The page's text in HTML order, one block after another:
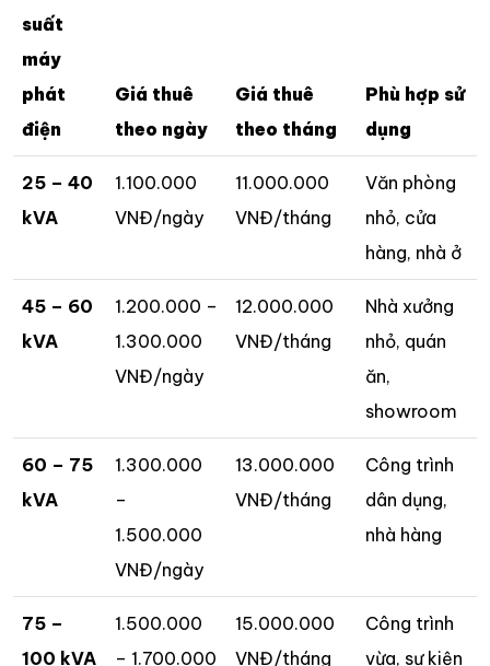
suất
máy
phát
điện
Giá thuê
theo ngày
Giá thuê
theo tháng
Phù hợp sử
dụng
25 – 40
kVA
1.100.000
VNĐ/ngày
11.000.000
VNĐ/tháng
Văn phòng
nhỏ, cửa
hàng, nhà ở
45 – 60
kVA
1.200.000 –
1.300.000
VNĐ/ngày
12.000.000
VNĐ/tháng
Nhà xưởng
nhỏ, quán
ăn,
showroom
60 – 75
kVA
1.300.000
–
1.500.000
VNĐ/ngày
13.000.000
VNĐ/tháng
Công trình
dân dụng,
nhà hàng
75 –
100 kVA
1.500.000
– 1.700.000
15.000.000
VNĐ/tháng
Công trình
vừa, sự kiện